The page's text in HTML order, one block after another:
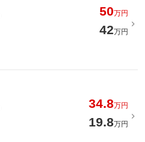
50万円
42万円
34.8万円
19.8万円